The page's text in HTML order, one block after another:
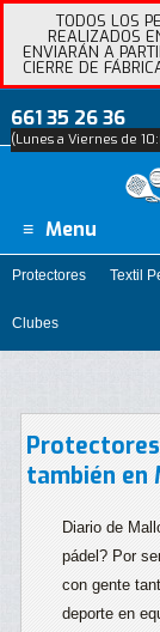
TODOS LOS
REALIZADOS
ENVIARÁN A
CIERRE DE
661 35 26 36
(Lunes a Viernes de
Menu
Protectores Textil
Clubes
también en
Diario de
pádel? Por
con gente
deporte en